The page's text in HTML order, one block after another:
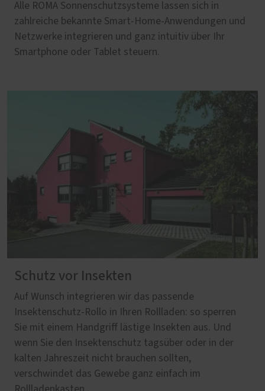
Alle ROMA Sonnenschutzsysteme lassen sich in
zahlreiche bekannte Smart-Home-Anwendungen und
Netzwerke integrieren und ganz intuitiv über Ihr
Smartphone oder Tablet steuern.
Schutz vor Insekten
Auf Wunsch integrieren wir das passende
Insektenschutz-Rollo in Ihren Rollladen: so sperren
Sie mit einem Handgriff lästige Insekten aus. Und
wenn Sie den Insektenschutz tagsüber oder in der
kalten Jahreszeit nicht brauchen sollten,
verschwindet das Gewebe ganz einfach im